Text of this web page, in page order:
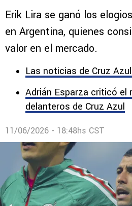
Erik Lira se ganó los
en Argentina, quienes
valor en el mercado.
Las noticias de Cruz
Adrián Esparza criticó el
delanteros de Cruz Azul
11/06/2026 - 18:48hs CST